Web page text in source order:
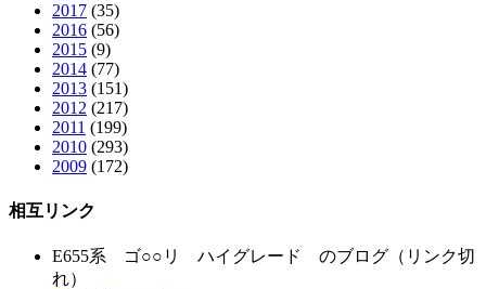
2017 (35)
2016 (56)
2015 (9)
2014 (77)
2013 (151)
2012 (217)
2011 (199)
2010 (293)
2009 (172)
相互リンク
E655系 ゴ○○リ ハイグレード のブログ（リンク切
れ）